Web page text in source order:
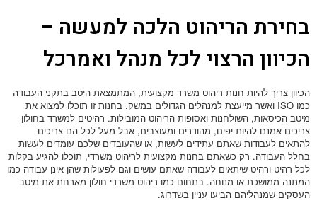
בחירת הריהוט הלכה למעשה –
הכיוון הרצוי לכל מנהל ואמרכל
הכיוון צריך להיות חנות ריהוט משרד מקצועית, המתמצאת היטב בתקני העבודה
כמו ISO ואשר מייעצת למנהלים הגדולים במשק. בחנות זו תוכלו למצוא את
מיטב הכיסאות, השולחנות ואסופות הריהוט המובילות. רהיטים למשרד בחולון
צריכים אמנם להיות יפים, מהודרים ומעוצבים, אבל מעל לכל הם צריכים
להתאים לעבודות שאתם עתידים לעשות, או שהעובדים שלכם עומדים לעשות
בחלל העבודה. רק כשאתם בחנות מקצועית לריהוט משרדי, תוכלו להגיע בקלות
לכל רהיט ורהיט שיתאים לעבודה שאתם עושים וגם לפעולות שהן אינן עבודה כמו
המתנה ממושכת או מנוחה. בתחום כמו ריהוט משרדי חולון מארחת את מיטב
העסקים שמנהליהם הביעו עניין בשדרוג.